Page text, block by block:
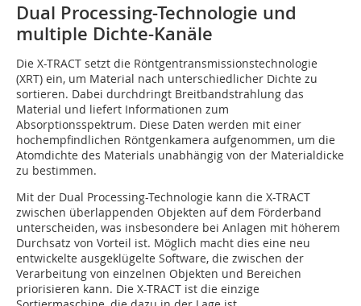
Dual Processing-Technologie und
multiple Dichte-Kanäle
Die X-TRACT setzt die Röntgentransmissionstechnologie
(XRT) ein, um Material nach unterschiedlicher Dichte zu
sortieren. Dabei durchdringt Breitbandstrahlung das
Material und liefert Informationen zum
Absorptionsspektrum. Diese Daten werden mit einer
hochempfindlichen Röntgenkamera aufgenommen, um die
Atomdichte des Materials unabhängig von der Materialdicke
zu bestimmen.
Mit der Dual Processing-Technologie kann die X-TRACT
zwischen überlappenden Objekten auf dem Förderband
unterscheiden, was insbesondere bei Anlagen mit höherem
Durchsatz von Vorteil ist. Möglich macht dies eine neu
entwickelte ausgeklügelte Software, die zwischen der
Verarbeitung von einzelnen Objekten und Bereichen
priorisieren kann. Die X-TRACT ist die einzige